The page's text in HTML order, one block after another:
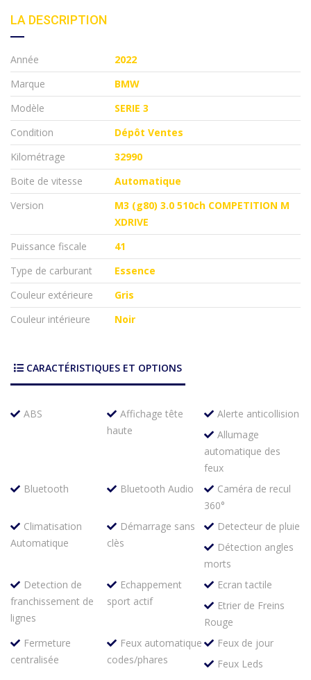
LA DESCRIPTION
Année
2022
Marque
BMW
Modèle
SERIE 3
Condition
Dépôt Ventes
Kilométrage
32990
Boite de vitesse
Automatique
Version
M3 (g80) 3.0 510ch COMPETITION M
XDRIVE
Puissance fiscale
41
Type de carburant
Essence
Couleur extérieure
Gris
Couleur intérieure
Noir
CARACTÉRISTIQUES ET OPTIONS
ABS
Affichage tête
haute
Alerte anticollision
Allumage
automatique des
feux
Bluetooth
Bluetooth Audio
Caméra de recul
360°
Climatisation
Automatique
Démarrage sans
clès
Detecteur de pluie
Détection angles
morts
Detection de
franchissement de
lignes
Echappement
sport actif
Ecran tactile
Etrier de Freins
Rouge
Fermeture
centralisée
Feux automatique
codes/phares
Feux de jour
Feux Leds